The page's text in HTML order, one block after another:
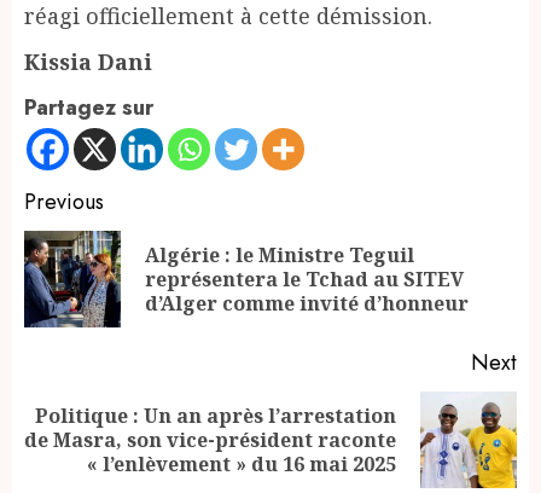
réagi officiellement à cette démission.
Kissia Dani
Partagez sur
Continue
Reading
Previous
Algérie : le Ministre Teguil
représentera le Tchad au SITEV
d’Alger comme invité d’honneur
Next
Next
Politique : Un an après l’arrestation
de Masra, son vice-président raconte
« l’enlèvement » du 16 mai 2025